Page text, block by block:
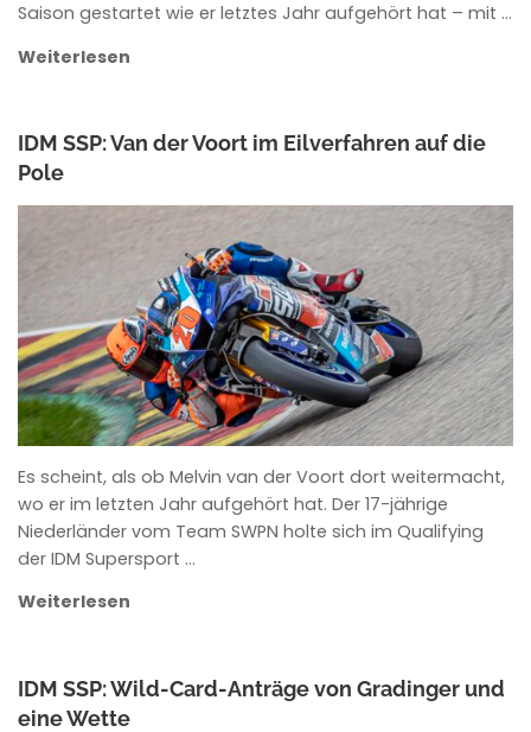
Saison gestartet wie er letztes Jahr aufgehört hat – mit …
Weiterlesen
IDM SSP: Van der Voort im Eilverfahren auf die
Pole
Es scheint, als ob Melvin van der Voort dort weitermacht,
wo er im letzten Jahr aufgehört hat. Der 17-jährige
Niederländer vom Team SWPN holte sich im Qualifying
der IDM Supersport …
Weiterlesen
IDM SSP: Wild-Card-Anträge von Gradinger und
eine Wette